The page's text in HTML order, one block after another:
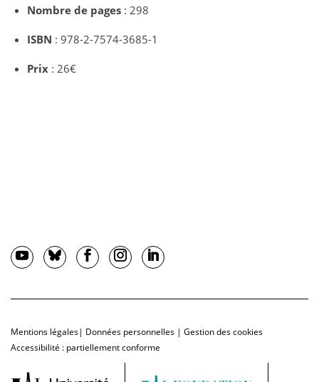
Nombre de pages : 298
ISBN : 978-2-7574-3685-1
Prix : 26€
Mentions légales| Données personnelles | Gestion des cookies
Accessibilité : partiellement conforme